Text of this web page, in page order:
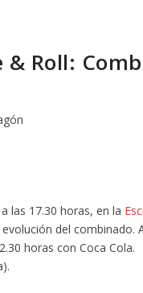
& Roll:
las 17.30 horas, en la
del combinado.
horas con Coca Cola.